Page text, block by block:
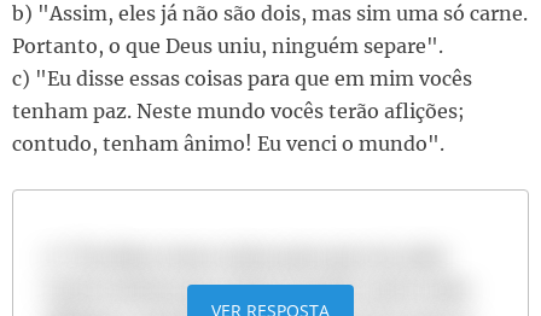
b) "Assim, eles já não são dois, mas sim uma só carne.
Portanto, o que Deus uniu, ninguém separe".
c) "Eu disse essas coisas para que em mim vocês
tenham paz. Neste mundo vocês terão aflições;
contudo, tenham ânimo! Eu venci o mundo".
vocês tenham paz. Neste mundo vocês terão
VER RESPOSTA